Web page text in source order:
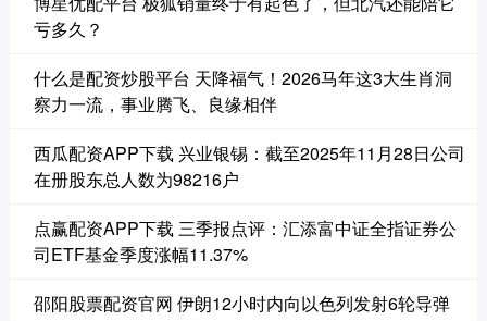
亏多久？
什么是配资炒股平台 天降福气！2026马年这3大生肖洞
察力一流，事业腾飞、良缘相伴
西瓜配资APP下载 兴业银锡：截至2025年11月28日公司
在册股东总人数为98216户
点赢配资APP下载 三季报点评：汇添富中证全指证券公
司ETF基金季度涨幅11.37%
邵阳股票配资官网 伊朗12小时内向以色列发射6轮导弹